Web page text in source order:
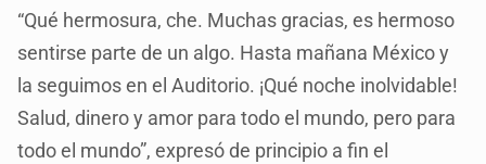
“Qué hermosura, che. Muchas gracias, es hermoso
sentirse parte de un algo. Hasta mañana México y
la seguimos en el Auditorio. ¡Qué noche inolvidable!
Salud, dinero y amor para todo el mundo, pero para
todo el mundo”, expresó de principio a fin el